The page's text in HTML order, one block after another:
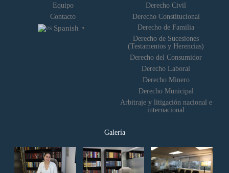
Equipo
Contacto
Spanish ▼
Derecho Civil
Derecho Constitucional
Derecho de Familia
Derecho de Sucesiones
(Testamentos y Herencias)
Derecho del Consumidor
Derecho Laboral
Derecho Minero
Derecho Municipal
Arbitraje y litigación nacional e
internacional
Galería